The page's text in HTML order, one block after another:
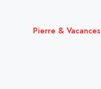
Pierre &